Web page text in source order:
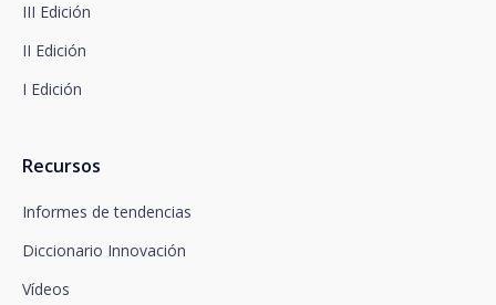
III Edición
II Edición
I Edición
Recursos
Informes de tendencias
Diccionario Innovación
Vídeos
apartado de Política de Privacidad, que le
aconsejamos consulte.